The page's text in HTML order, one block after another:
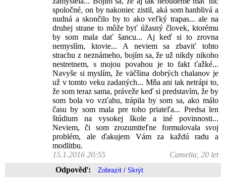
spoločné, on by nakoniec zistil, aká som hanblivá a
nudná a skončilo by to ako veľký trapas... ale na
druhej strane to môže byť úžasný človek, ktorému
by som mala dať šancu... Aj keď si to zrovna
nemyslím, ktovie... A neviem sa zbaviť tohto
strachu z neznámeho, bojím sa, že už nikdy nikoho
nestretnem, s mojou povahou je to fakt ťažké...
Navyše si myslím, že väčšina dobrých chalanov je
už v tomto veku zadaných... Mňa ani tak netrápi to,
že som teraz sama, práveže keď si predstavím, že by
som bola vo vzťahu, trápila by som sa, ako málo
času by som mala pre toho priateľa... Predsa len
štúdium na vysokej škole a iné povinnosti...
Neviem, či som zrozumiteľne formulovala svoj
problém, ale ďakujem Vám za každú radu a
modlitbu.
15.1.2016 20:55
Camelia, 20 let
Odpověď: